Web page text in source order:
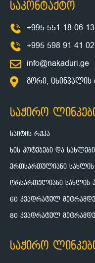
საკონტაქტო
+995 551 18 06 13
+995 598 91 41 02
info@nakaduri.ge
გორი, ცხინვალის
საჭირო
საიტის რუკა
ხის კოტეჯები და სახლები
ერთსართულიანი სახლის
ორსართულიანი სახლის
60 კვადრატულ
80 კვადრატულ
საჭირო